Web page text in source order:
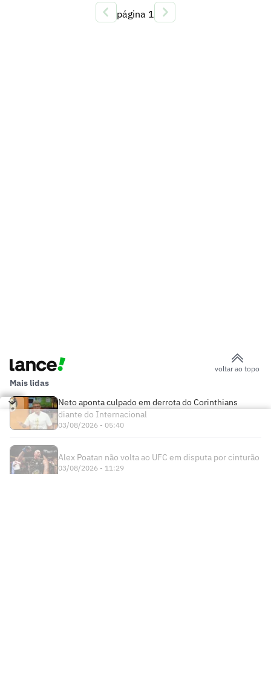
página 1
voltar ao topo
Mais lidas
Neto aponta culpado em derrota do Corinthians
diante do Internacional
03/08/2026 - 05:40
Alex Poatan não volta ao UFC em disputa por cinturão
03/08/2026 - 11:29